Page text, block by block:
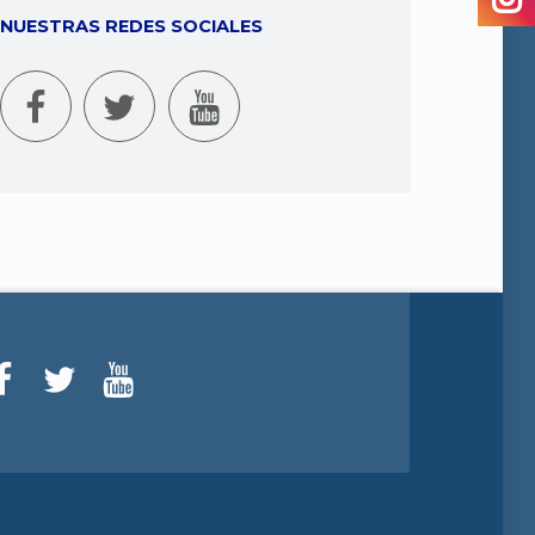
NUESTRAS REDES SOCIALES